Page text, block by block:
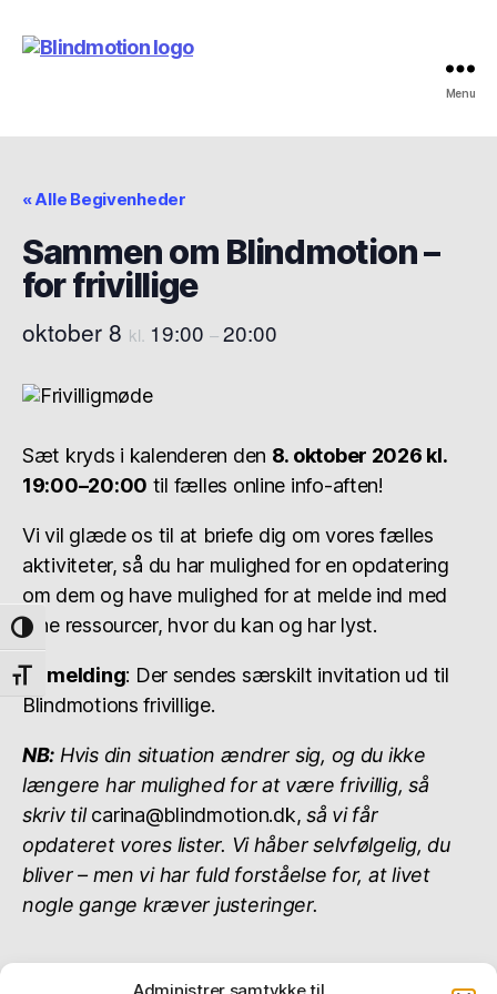
TOGGLE HIGH CONTRAST
TOGGLE FONT SIZE
Menu
« Alle Begivenheder
Sammen om Blindmotion –
for frivillige
oktober 8 kl. 19:00 –20:00
Sæt kryds i kalenderen den 8. oktober 2026 kl.
19:00–20:00 til fælles online info-aften!
Vi vil glæde os til at briefe dig om vores fælles
aktiviteter, så du har mulighed for en opdatering
om dem og have mulighed for at melde ind med
dine ressourcer, hvor du kan og har lyst.
Tilmelding: Der sendes særskilt invitation ud til
Blindmotions frivillige.
NB: Hvis din situation ændrer sig, og du ikke
længere har mulighed for at være frivillig, så
skriv tilcarina@blindmotion.dk, så vi får
opdateret vores lister. Vi håber selvfølgelig, du
bliver – men vi har fuld forståelse for, at livet
nogle gange kræver justeringer.